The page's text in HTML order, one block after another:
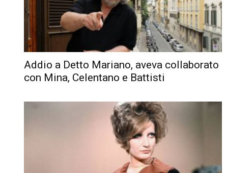
Addio a Detto Mariano, aveva collaborato
con Mina, Celentano e Battisti